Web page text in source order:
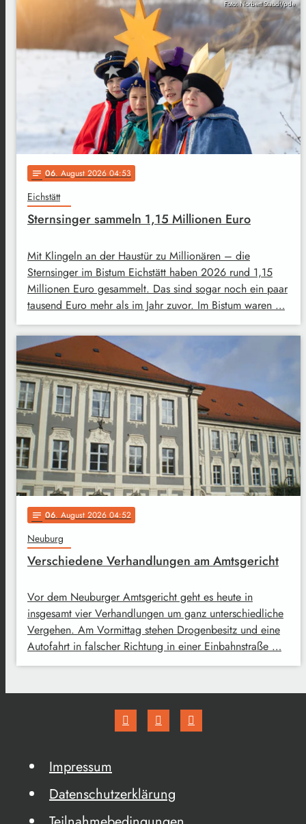
Foto: Norbert Staudt/pde
notes 06. August 2026 04:53
Eichstätt
Sternsinger sammeln 1,15 Millionen Euro
Mit Klingeln an der Haustür zu Millionären – die
Sternsinger im Bistum Eichstätt haben 2026 rund 1,15
Millionen Euro gesammelt. Das sind sogar noch ein paar
tausend Euro mehr als im Jahr zuvor. Im Bistum waren …
notes 06. August 2026 04:52
Neuburg
Verschiedene Verhandlungen am Amtsgericht
Vor dem Neuburger Amtsgericht geht es heute in
insgesamt vier Verhandlungen um ganz unterschiedliche
Vergehen. Am Vormittag stehen Drogenbesitz und eine
Autofahrt in falscher Richtung in einer Einbahnstraße …
Impressum
Datenschutzerklärung